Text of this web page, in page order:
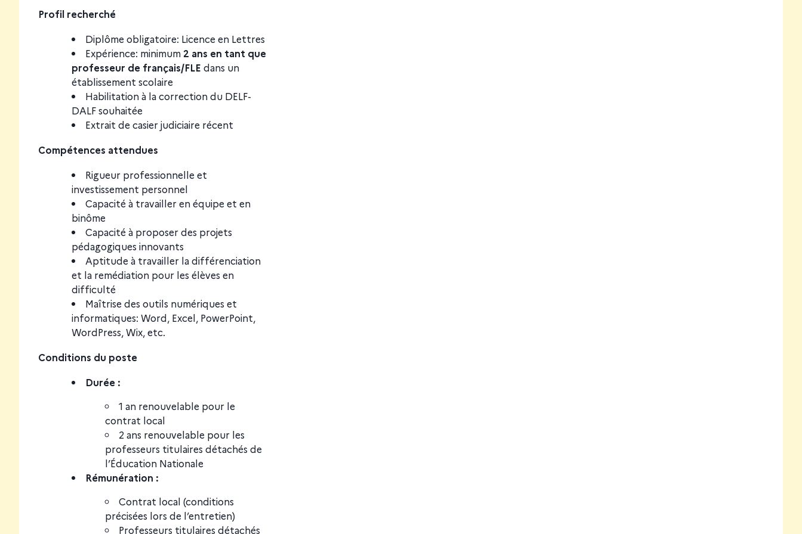
Profil recherché
Diplôme obligatoire: Licence en Lettres
Expérience: minimum2 ans en tant que
professeur de français/FLE dans un
établissement scolaire
Habilitation à la correction du DELF-
DALF souhaitée
Extrait de casier judiciaire récent
Compétences attendues
Rigueur professionnelle et
investissement personnel
Capacité à travailler en équipe et en
binôme
Capacité à proposer des projets
pédagogiques innovants
Aptitude à travailler la différenciation
et la remédiation pour les élèves en
difficulté
Maîtrise des outils numériques et
informatiques: Word, Excel, PowerPoint,
WordPress, Wix, etc.
Conditions du poste
Durée :
1 an renouvelable pour le
contrat local
2 ans renouvelable pour les
professeurs titulaires détachés de
l’Éducation Nationale
Rémunération :
Contrat local (conditions
précisées lors de l’entretien)
Professeurs titulaires détachés